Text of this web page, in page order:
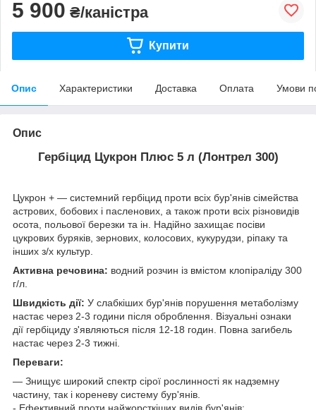
5 900 ₴/каністра
Купити
Опис Характеристики Доставка Оплата Умови
Опис
Гербіцид Цукрон Плюс 5 л (Лонтрел 300)
Цукрон + — системний гербіцид проти всіх бур'янів сімейства
астрових, бобових і пасленових, а також проти всіх різновидів
осота, польової березки та ін. Надійно захищає посіви
цукрових буряків, зернових, колосових, кукурудзи, ріпаку та
інших з/х культур.
Активна речовина: водний розчин із вмістом клопіраліду 300
г/л.
Швидкість дії: У слабкіших бур'янів порушення метаболізму
настає через 2-3 години після оброблення. Візуальні ознаки
дії гербіциду з'являються після 12-18 годин. Повна загибель
настає через 2-3 тижні.
Переваги:
— Знищує широкий спектр сірої рослинності як надземну
частину, так і кореневу систему бур'янів.
- Ефективний проти найжорсткіших видів бур'янів: